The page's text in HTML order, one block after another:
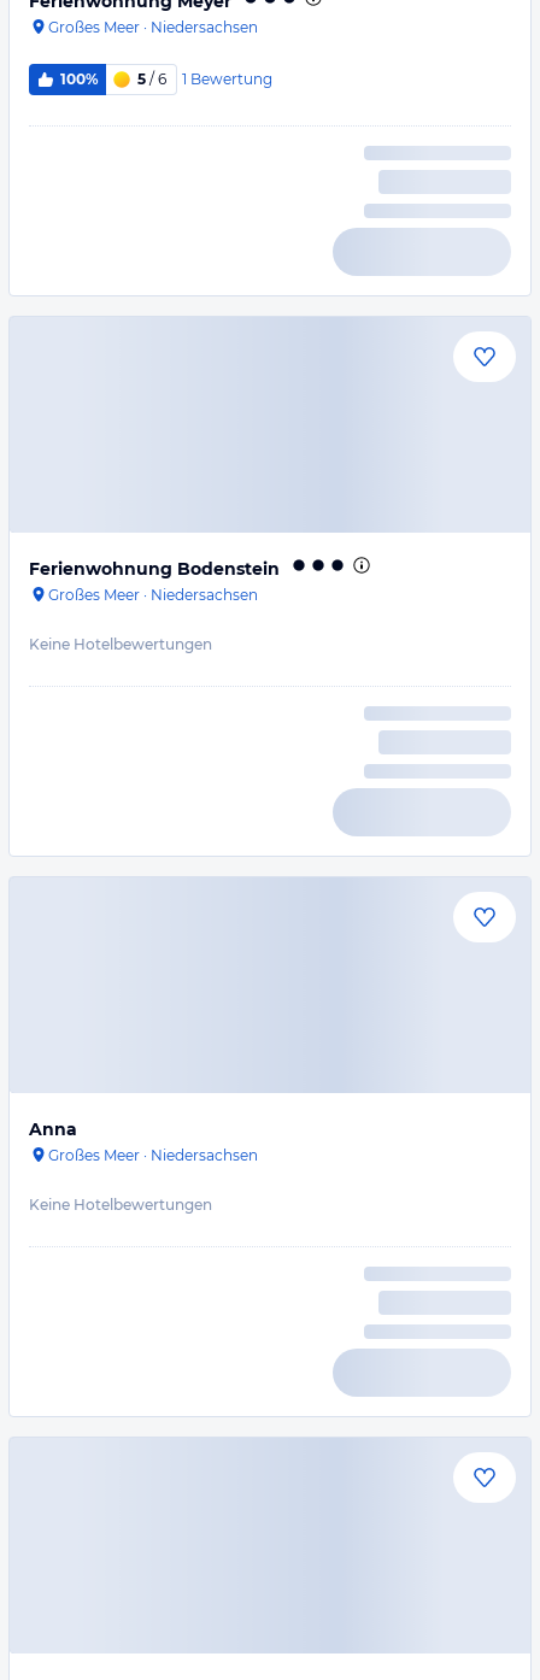
Großes Meer · Niedersachsen
100% 5 / 6 1 Bewertung
Ferienwohnung Bodenstein
Großes Meer · Niedersachsen
Keine Hotelbewertungen
Anna
Großes Meer · Niedersachsen
Keine Hotelbewertungen